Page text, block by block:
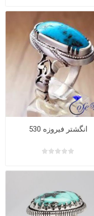
انگشتر فیروزه 530